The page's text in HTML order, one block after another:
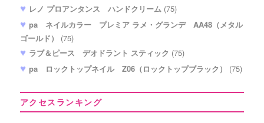
レノ プロアンタンス ハンドクリーム (75)
pa ネイルカラー プレミア ラメ・グランデ AA48（メタル
ゴールド）
(75)
ラブ＆ピース デオドラント スティック (75)
pa ロックトップネイル Z06（ロックトップブラック）
(75)
アクセスランキング